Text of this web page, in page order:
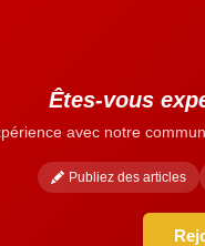
Êtes-vous
avec notre
Publiez des articles